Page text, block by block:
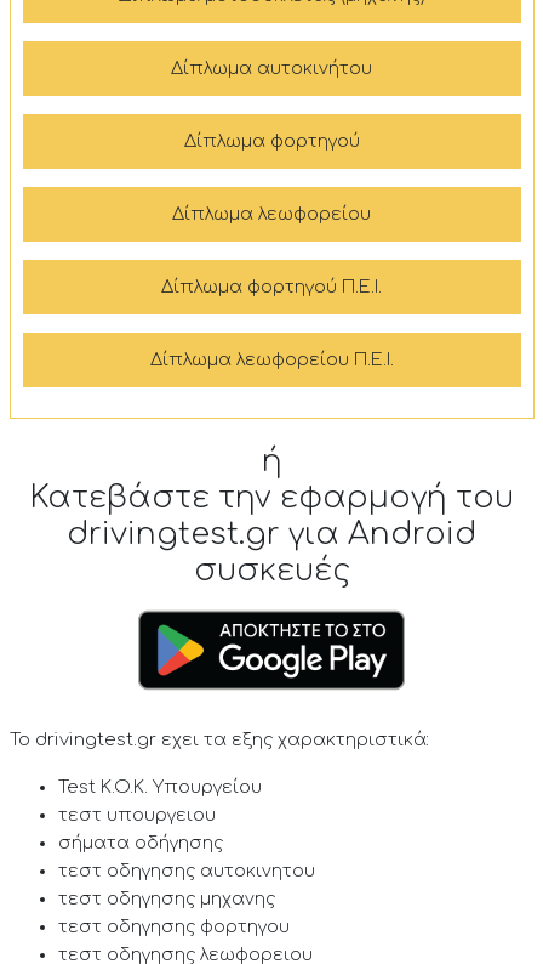
Δίπλωμα αυτοκινήτου
Δίπλωμα φορτηγού
Δίπλωμα λεωφορείου
Δίπλωμα φορτηγού Π.Ε.Ι.
Δίπλωμα λεωφορείου Π.Ε.Ι.
ή
Κατεβάστε την εφαρμογή του
drivingtest.gr για Android
συσκευές
Το drivingtest.gr εχει τα εξης χαρακτηριστικά:
Test K.O.K. Υπουργείου
τεστ υπουργειου
σήματα οδήγησης
τεστ οδηγησης αυτοκινητου
τεστ οδηγησης μηχανης
τεστ οδηγησης φορτηγου
τεστ οδηγησης λεωφορειου